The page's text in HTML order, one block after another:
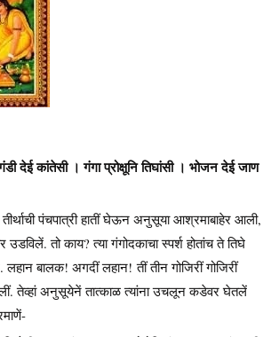
देई कांतेसी । गंगा प्रोक्षूनि तिघांसी । भोजन देई जाण
तीर्थाची पंचपात्री हातीं घेऊन अनुसूया आश्रमाबाहेर आली,
उडविलें. तो काय? त्या गंगोदकाचा स्पर्श होतांच ते तिघे
बालक! अगदीं लहान! तीं तीन गोजिरीं गोजिरीं
तेव्हां अनुसूयेनें तात्काळ त्यांना उचलून कडेवर घेतलें